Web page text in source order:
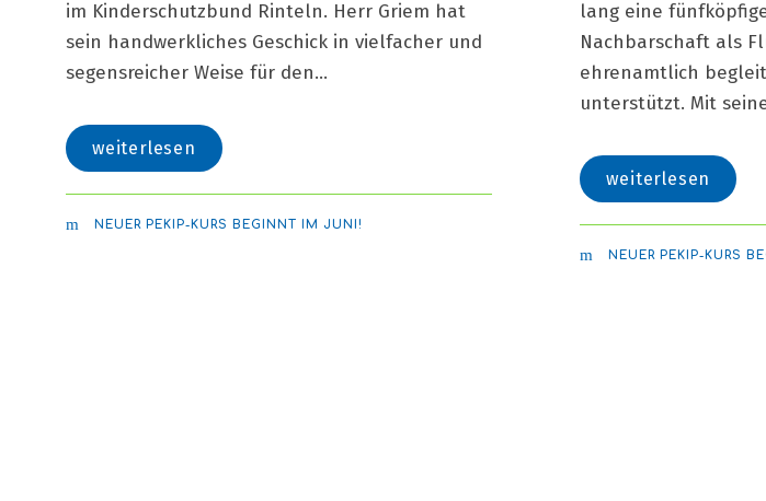
im Kinderschutzbund Rinteln. Herr Griem hat
sein handwerkliches Geschick in vielfacher und
segensreicher Weise für den...
weiterlesen
NEUER PEKIP-KURS BEGINNT IM JUNI!
lang eine
Nachbarschaft als
ehrenamtlich
unterstützt. Mit
weiterlesen
NEUER PEKIP-KURS